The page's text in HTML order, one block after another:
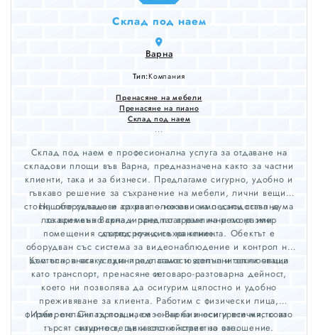
Склад под наем
Варна
Тип:Компания
Пренасяне на мебели
Пренасяне на пиано
Склад под наем
...
Склад под наем е професионална услуга за отдаване на
складови площи във Варна, предназначена както за частни
клиенти, така и за бизнеси. Предлагаме сигурно, удобно и
гъвкаво решение за съхранение на мебели, лични вещи,
стоки, оборудване и архиви – независимо дали става дума
за временно складиране по време на ремонт или
дългосрочно съхранение.
Нашите складове са разположени на леснодостъпна
локация във Варна и предлагат различни по размер
помещения според нуждите на клиента. Обектът е
оборудван със система за видеонаблюдение и контрол на
достъпа, а всяка единица е самостоятелна и заключваща
се.
Към основната услуга предлагаме и допълнителни опции
като транспорт, пренасяне и товаро-разтоварна дейност,
което ни позволява да осигурим цялостно и удобно
преживяване за клиента. Работим с физически лица,
фирми, онлайн търговци, сезонни бизнеси и всички, които
търсят сигурност, гъвкавост и коректно отношение.
Изберете Склад под наем – Варна и осигурете място за
вашите вещи и спокойствие за вас.